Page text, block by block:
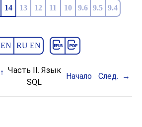
14 13 12 11 10 9.6 9.5 9.4
EN RU EN
Часть II. Язык
SQL
Начало След.